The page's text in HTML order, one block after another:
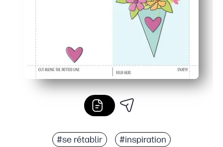
#se rétablir #inspiration